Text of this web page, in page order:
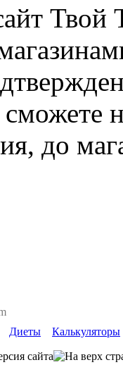
Твой
до
Диеты Калькуляторы